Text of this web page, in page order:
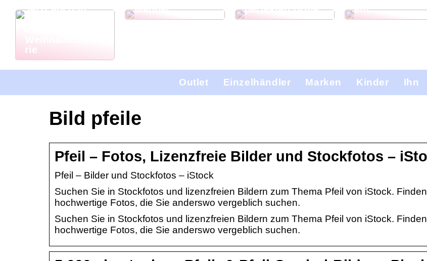
Jetzt auch in
rie
Männer
perfekten Brille
ein.
Outlet Einzelhändler Marken Kinder Ihn
Bild pfeile
Pfeil – Fotos, Lizenzfreie Bilder und Stockfotos –
Pfeil – Bilder und Stockfotos – iStock
Suchen Sie in Stockfotos und lizenzfreien Bildern zum Thema Pfeil von iStock.
hochwertige Fotos, die Sie anderswo vergeblich suchen.
Suchen Sie in Stockfotos und lizenzfreien Bildern zum Thema Pfeil von iStock.
hochwertige Fotos, die Sie anderswo vergeblich suchen.